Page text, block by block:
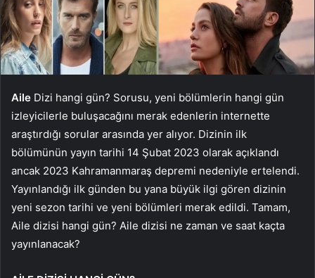
Aile Dizi hangi gün? Sorusu, yeni bölümlerin hangi gün
izleyicilerle buluşacağını merak edenlerin internette
araştırdığı sorular arasında yer alıyor. Dizinin ilk
bölümünün yayın tarihi 14 Şubat 2023 olarak açıklandı
ancak 2023 Kahramanmaraş depremi nedeniyle ertelendi.
Yayınlandığı ilk günden bu yana büyük ilgi gören dizinin
yeni sezon tarihi ve yeni bölümleri merak edildi. Tamam,
Aile dizisi hangi gün? Aile dizisi ne zaman ve saat kaçta
yayınlanacak?